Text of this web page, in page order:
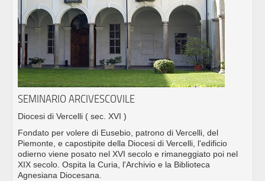
SEMINARIO ARCIVESCOVILE
Diocesi di Vercelli ( sec. XVI )
Fondato per volere di Eusebio, patrono di Vercelli, del
Piemonte, e capostipite della Diocesi di Vercelli, l'edificio
odierno viene posato nel XVI secolo e rimaneggiato poi nel
XIX secolo. Ospita la Curia, l'Archivio e la Biblioteca
Agnesiana Diocesana.